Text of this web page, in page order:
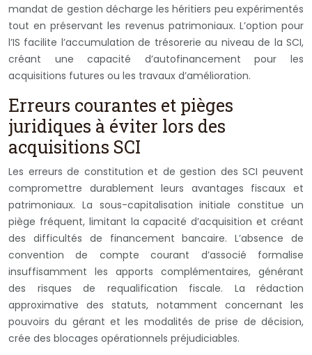
mandat de gestion décharge les héritiers peu expérimentés
tout en préservant les revenus patrimoniaux. L’option pour
l’IS facilite l’accumulation de trésorerie au niveau de la SCI,
créant une capacité d’autofinancement pour les
acquisitions futures ou les travaux d’amélioration.
Erreurs courantes et pièges
juridiques à éviter lors des
acquisitions SCI
Les erreurs de constitution et de gestion des SCI peuvent
compromettre durablement leurs avantages fiscaux et
patrimoniaux. La sous-capitalisation initiale constitue un
piège fréquent, limitant la capacité d’acquisition et créant
des difficultés de financement bancaire. L’absence de
convention de compte courant d’associé formalise
insuffisamment les apports complémentaires, générant
des risques de requalification fiscale. La rédaction
approximative des statuts, notamment concernant les
pouvoirs du gérant et les modalités de prise de décision,
crée des blocages opérationnels préjudiciables.